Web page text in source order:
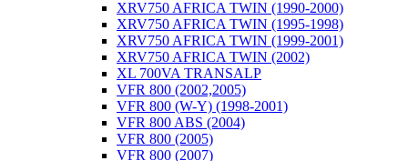
XRV750 AFRICA TWIN (1990-2000)
XRV750 AFRICA TWIN (1995-1998)
XRV750 AFRICA TWIN (1999-2001)
XRV750 AFRICA TWIN (2002)
XL 700VA TRANSALP
VFR 800 (2002,2005)
VFR 800 (W-Y) (1998-2001)
VFR 800 ABS (2004)
VFR 800 (2005)
VFR 800 (2007)